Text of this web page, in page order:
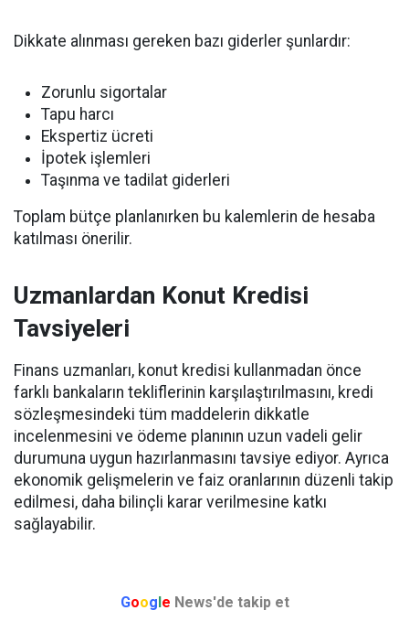
Dikkate alınması gereken bazı giderler şunlardır:
Zorunlu sigortalar
Tapu harcı
Ekspertiz ücreti
İpotek işlemleri
Taşınma ve tadilat giderleri
Toplam bütçe planlanırken bu kalemlerin de hesaba
katılması önerilir.
Uzmanlardan Konut Kredisi
Tavsiyeleri
Finans uzmanları, konut kredisi kullanmadan önce
farklı bankaların tekliflerinin karşılaştırılmasını, kredi
sözleşmesindeki tüm maddelerin dikkatle
incelenmesini ve ödeme planının uzun vadeli gelir
durumuna uygun hazırlanmasını tavsiye ediyor. Ayrıca
ekonomik gelişmelerin ve faiz oranlarının düzenli takip
edilmesi, daha bilinçli karar verilmesine katkı
sağlayabilir.
Google News'de takip et